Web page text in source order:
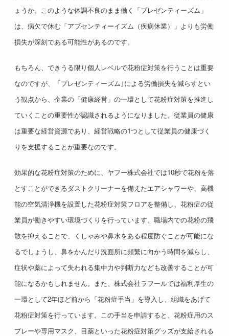
ょうか。このような体調不良のまま働く「プレゼンティーズム」
は、病欠で休む「アブセンティーイズム（疾病休業）」よりも労働
損失が深刻である可能性があるのです。
もちろん、できうる限り個人レベルで花粉症対策を行うことは重要
なのですが、「プレゼンティーズム｣による労働損失を減らすとい
う観点から、企業の「健康経営」の一環として花粉症対策を推進し
ていくことの重要性が認識されるようになりました。従業員の健康
は重要な経営資源であり、経営戦略の1つとして従業員の健康づく
りを支援することが重要なのです。
効果的な花粉症対策のために、ヤフー株式会社では10秒で花粉を落
とすことができるダストクリーナーを備えたエアシャワーや、高機
能の空気清浄機を設置した花粉症対策フロアを整備し、花粉症の従
業員が働きやすい環境づくりを行っています。職場内での花粉の飛
散を抑えることで、くしゃみや鼻水をある程度防ぐことが可能にな
るでしょうし、鼻をかんだり洗面所に頻繁に向かう時間を減らし、
症状や薬によって失われる集中力や判断力なども改善することが可
能になるかもしれません。また、株式会社ラフールでは福利厚生の
一環として2年ほど前から「花粉症手当」を導入し、組織をあげて
花粉症対策を行っています。この手当を申請すると、花粉症用のス
プレーや専用マスク、目薬といった花粉症対策グッズが支給される